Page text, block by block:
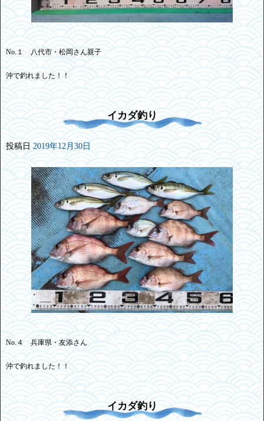
No.１ 八代市・松岡さん親子
沖で釣れました！！
イカダ釣り
投稿日 2019年12月30日
No.４ 兵庫県・友添さん
沖で釣れました！！
イカダ釣り